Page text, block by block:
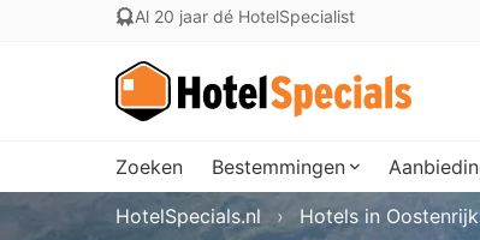
Al 20 jaar dé HotelSpecialist
Zoeken Bestemmingen
HotelSpecials.nl Hotels in Oostenrijk